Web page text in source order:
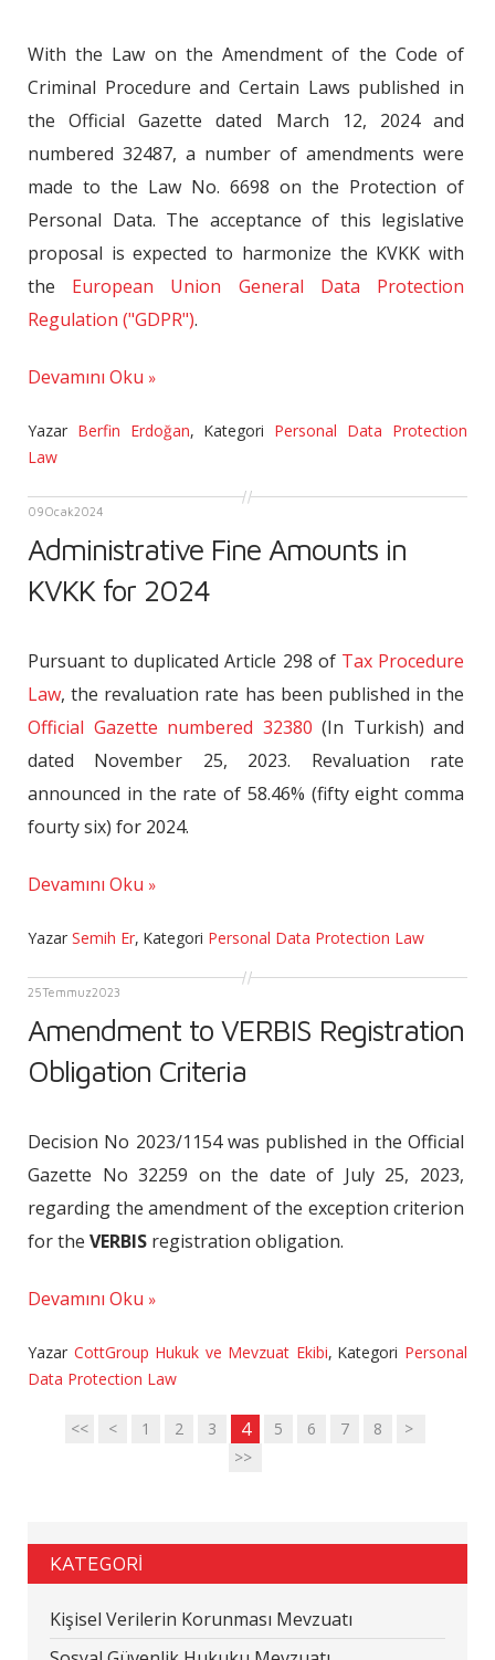
With the Law on the Amendment of the Code of
Criminal Procedure and Certain Laws published in
the Official Gazette dated March 12, 2024 and
numbered 32487, a number of amendments were
made to the Law No. 6698 on the Protection of
Personal Data. The acceptance of this legislative
proposal is expected to harmonize the KVKK with
the European Union General Data Protection
Regulation ("GDPR").
Devamını Oku
Yazar Berfin Erdoğan, Kategori Personal Data Protection
Law
09Ocak2024
Administrative Fine Amounts in
KVKK for 2024
Pursuant to duplicated Article 298 of Tax Procedure
Law, the revaluation rate has been published in the
Official Gazette numbered 32380 (In Turkish) and
dated November 25, 2023. Revaluation rate
announced in the rate of 58.46% (fifty eight comma
fourty six) for 2024.
Devamını Oku
Yazar Semih Er, Kategori Personal Data Protection Law
25Temmuz2023
Amendment to VERBIS Registration
Obligation Criteria
Decision No 2023/1154 was published in the Official
Gazette No 32259 on the date of July 25, 2023,
regarding the amendment of the exception criterion
for the VERBIS registration obligation.
Devamını Oku
Yazar CottGroup Hukuk ve Mevzuat Ekibi, Kategori Personal
Data Protection Law
<< < 1 2 3 4 5 6 7 8
>
>>
KATEGORİ
Kişisel Verilerin Korunması Mevzuatı